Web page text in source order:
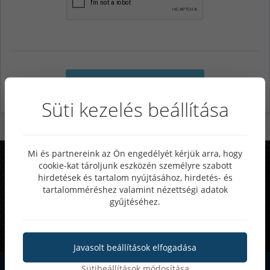
Küldés
Rendszeres akciók, különleges
ajánlatok
25-50%
Süti kezelés beállítása
Mi és partnereink az Ön engedélyét kérjük arra, hogy
cookie-kat tároljunk eszközén személyre szabott
hirdetések és tartalom nyújtásához, hirdetés- és
tartalomméréshez valamint nézettségi adatok
gyűjtéséhez.
Javasolt beállítások elfogadása